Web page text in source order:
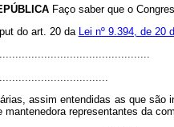
Faço saber que o
do art. 20 da
Lei nº 9.394, de 20
assim entendidas as que são
mantenedora representantes da